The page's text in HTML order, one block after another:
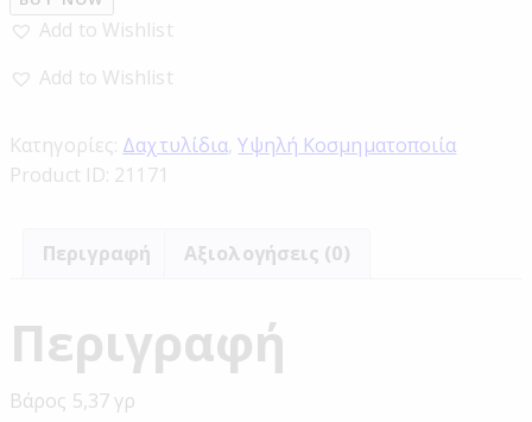
Add to Wishlist
Add to Wishlist
Κατηγορίες: Δαχτυλίδια,Υψηλή Κοσμηματοποιία
Product ID: 21171
Περιγραφή Αξιολογήσεις (0)
Περιγραφή
Βάρος 5,37 γρ